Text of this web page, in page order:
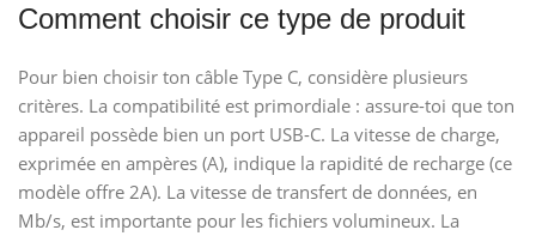
Comment choisir ce type de produit
Pour bien choisir ton câble Type C, considère plusieurs
critères. La compatibilité est primordiale : assure-toi que ton
appareil possède bien un port USB-C. La vitesse de charge,
exprimée en ampères (A), indique la rapidité de recharge (ce
modèle offre 2A). La vitesse de transfert de données, en
Mb/s, est importante pour les fichiers volumineux. La